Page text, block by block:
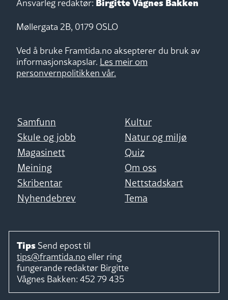
Ansvarleg redaktør:
Møllergata 2B, 0179 OSLO
Ved å bruke Framtida.no aksepterer du bruk av
informasjonskapslar. Les meir om
personvernpolitikken vår.
Samfunn
Kultur
Skule og jobb
Natur og miljø
Magasinett
Quiz
Meining
Om oss
Skribentar
Nettstadskart
Nyhendebrev
Tema
Tips Send epost til
tips@framtida.no eller ring
fungerande redaktør Birgitte
Vågnes Bakken: 452 79 435